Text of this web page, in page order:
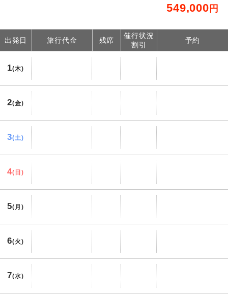
549,000 円
出発日 旅行代金 残席
催行状況
割引
予約
1(木)
2(金)
3(土)
4(日)
5(月)
6(火)
7(水)